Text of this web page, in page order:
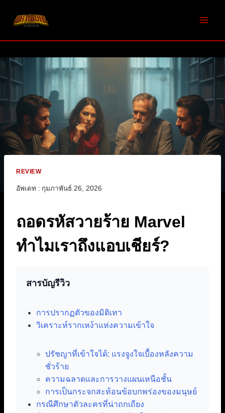
REVIEW
อัพเดท : กุมภาพันธ์ 26, 2026
ถอดรหัสวายร้าย Marvel
ทำไมเราถึงแอบเชียร์?
สารบัญรีวิว
การปรากฏตัวของมิติเทา
วิเคราะห์รากเหง้าแห่งความเข้าใจ
ปรัชญาที่เข้าใจได้: แรงจูงใจเบื้องหลังความ
ชั่วร้าย
ความฉลาดและการวางแผนเหนือชั้น
การเป็นกระจกสะท้อนข้อบกพร่องของมนุษย์
กรณีศึกษาตัวละครที่น่าถกเถียง